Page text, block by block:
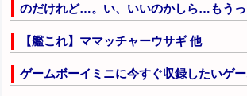
のだけれど…。い、いいのかしら…もう
【艦これ】ママッチャーウサギ 他
ゲームボーイミニに今すぐ収録したいゲー